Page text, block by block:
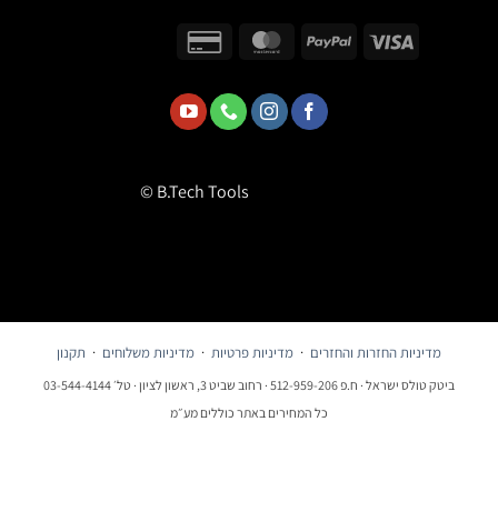
© B.Tech Tools
מדיניות החזרות והחזרים ·מדיניות פרטיות·מדיניות משלוחים·תקנון
ביטק טולס ישראל · ח.פ 512-959-206 · רחוב שביט 3, ראשון לציון · טל׳ 03-544-4144
כל המחירים באתר כוללים מע״מ